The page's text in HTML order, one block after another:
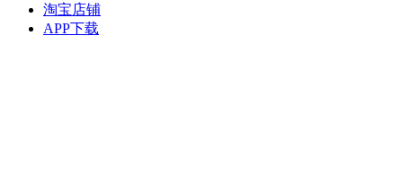
淘宝店铺
APP下载